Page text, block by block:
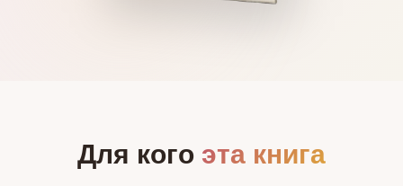
Для кого эта книга